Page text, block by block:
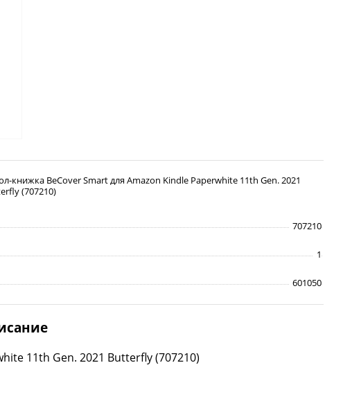
книжка BeCover Smart для Amazon Kindle Paperwhite 11th Gen. 2021
(707210)
707210
1
601050
11th Gen. 2021 Butterfly (707210)